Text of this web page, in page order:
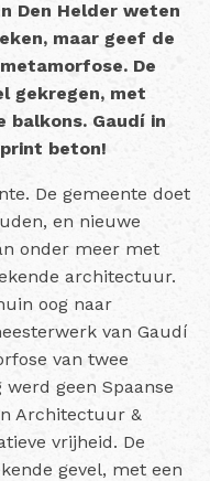
Den Helder weten
maar geef de
De
gekregen, met
balkons. Gaudí in
beton!
De gemeente doet
en nieuwe
onder meer met
architectuur.
oog naar
van Gaudí
van twee
geen Spaanse
Architectuur &
vrijheid. De
gevel, met een